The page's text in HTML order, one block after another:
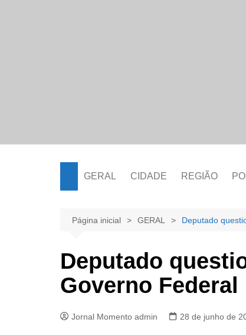
GERAL CIDADE REGIÃO
Página inicial GERAL Deputado
Deputado
Governo Federal
Jornal Momento admin 28 de junho de